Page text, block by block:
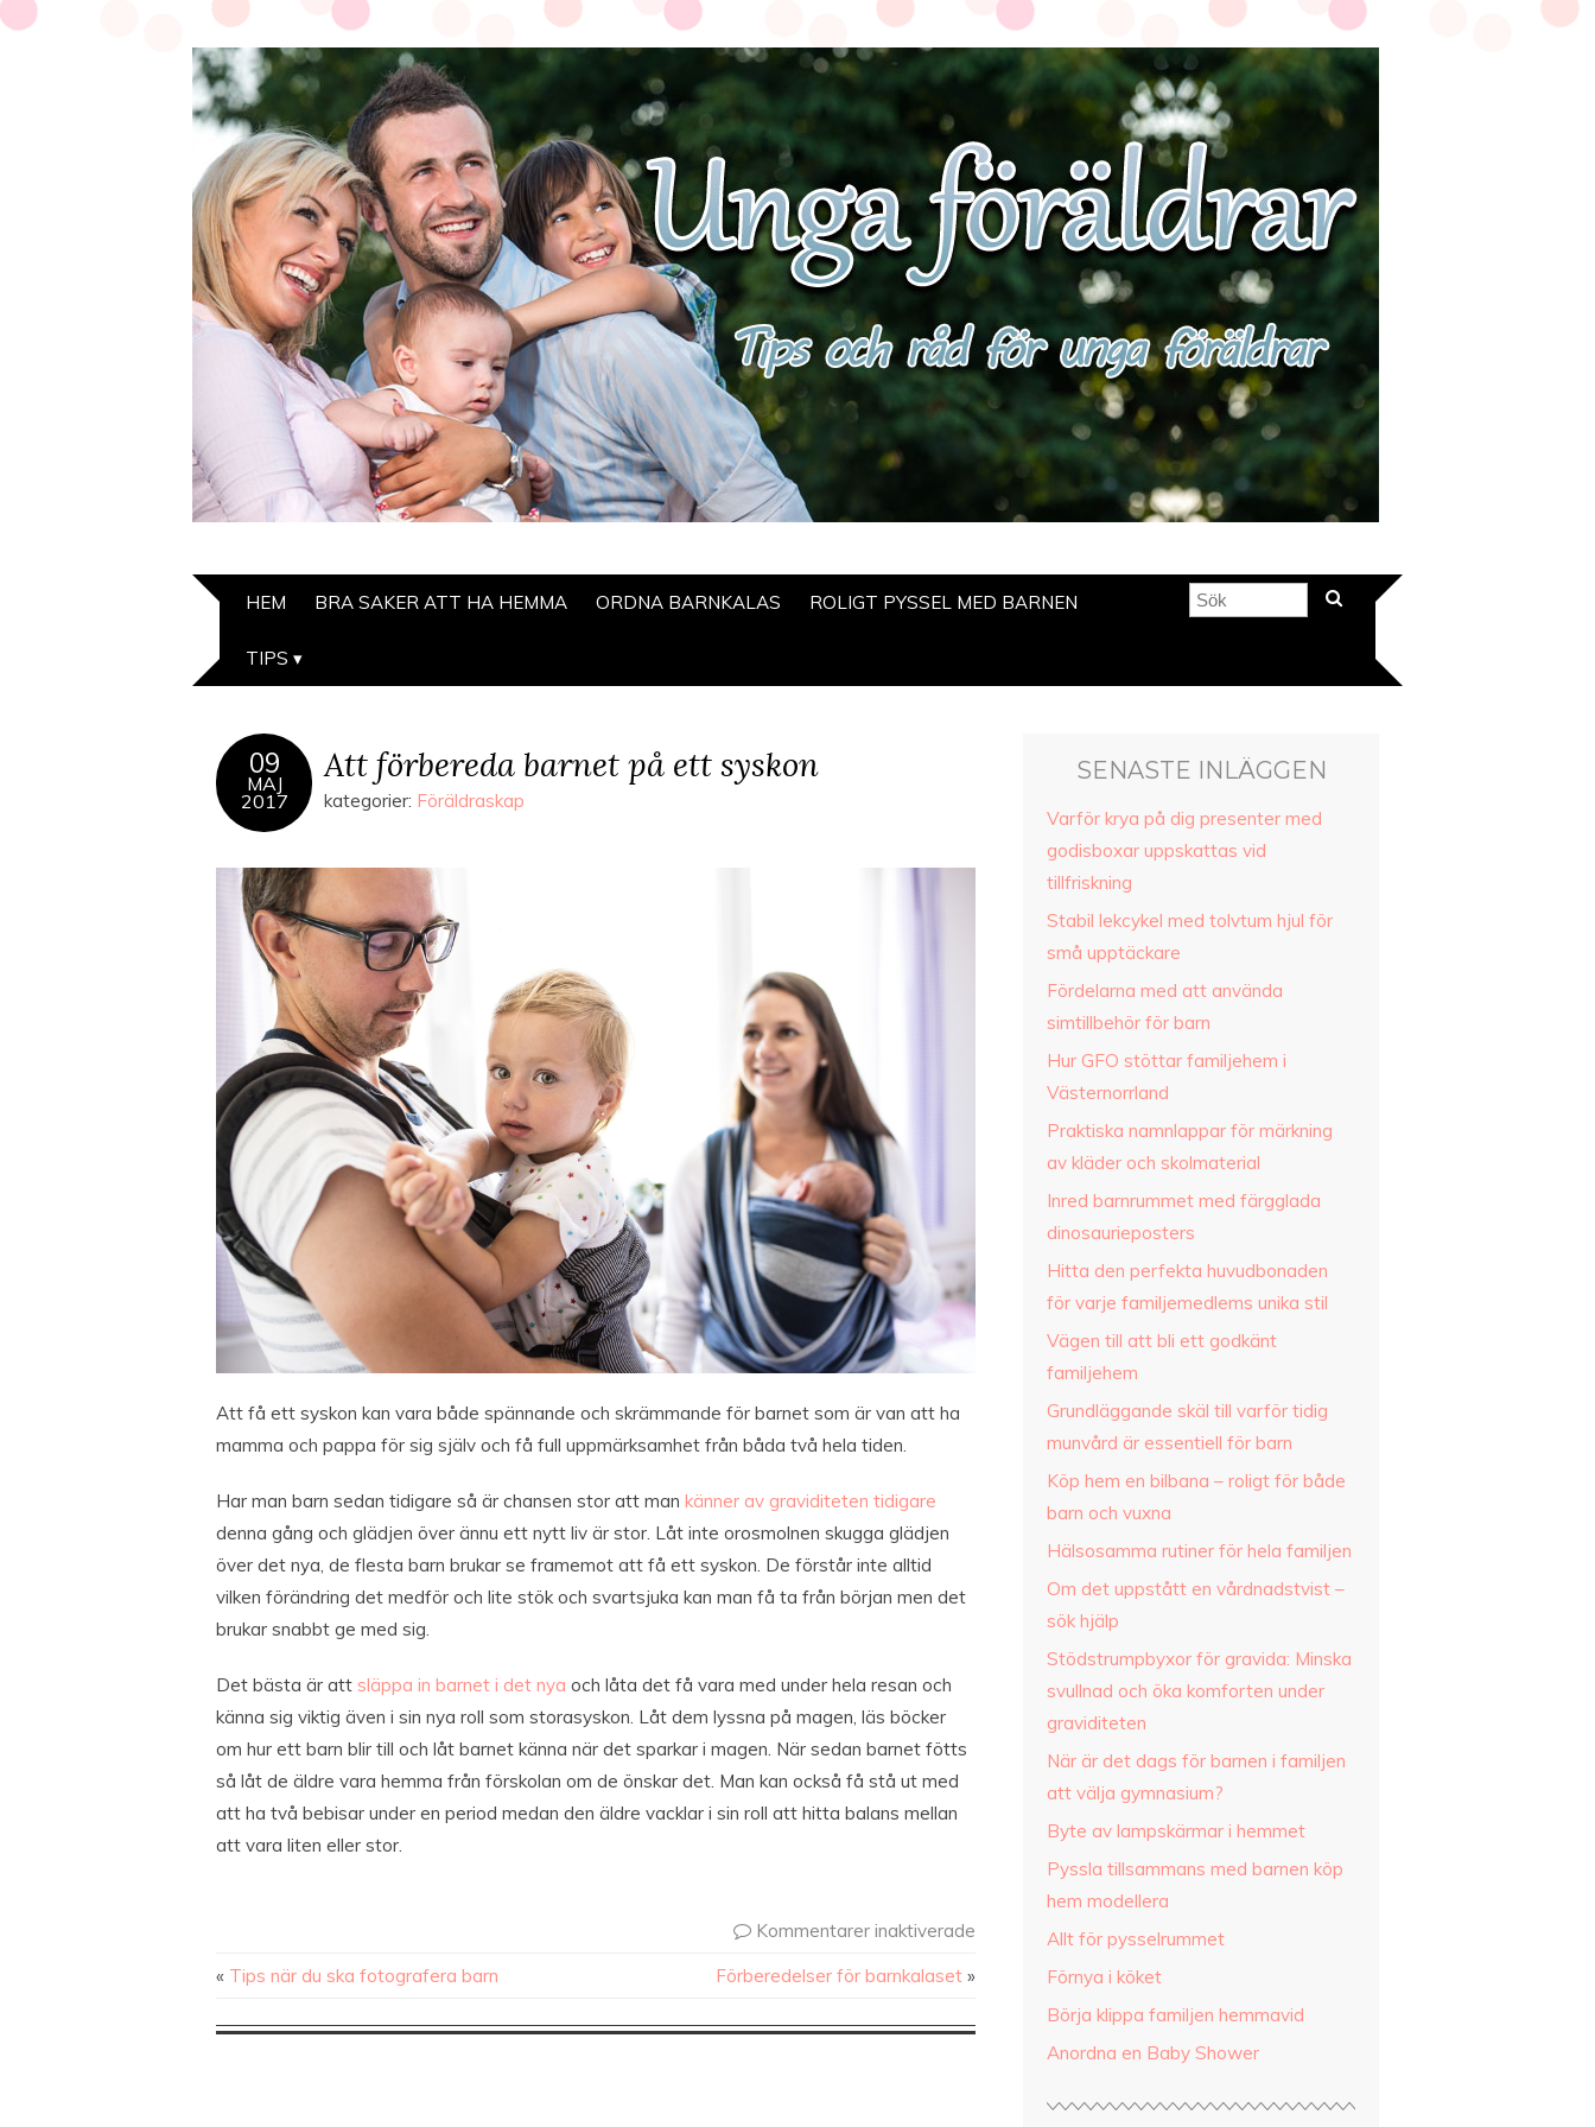
HEM BRA SAKER ATT HA HEMMA ORDNA BARNKALAS ROLIGT PYSSEL MED BARNEN
TIPS
09
MAJ
2017
Att förbereda barnet på ett syskon
kategorier: Föräldraskap
Att få ett syskon kan vara både spännande och skrämmande för barnet som är van att ha
mamma och pappa för sig själv och få full uppmärksamhet från båda två hela tiden.
Har man barn sedan tidigare så är chansen stor att man känner av graviditeten tidigare
denna gång och glädjen över ännu ett nytt liv är stor. Låt inte orosmolnen skugga glädjen
över det nya, de flesta barn brukar se framemot att få ett syskon. De förstår inte alltid
vilken förändring det medför och lite stök och svartsjuka kan man få ta från början men det
brukar snabbt ge med sig.
Det bästa är att släppa in barnet i det nya och låta det få vara med under hela resan och
känna sig viktig även i sin nya roll som storasyskon. Låt dem lyssna på magen, läs böcker
om hur ett barn blir till och låt barnet känna när det sparkar i magen. När sedan barnet fötts
så låt de äldre vara hemma från förskolan om de önskar det. Man kan också få stå ut med
att ha två bebisar under en period medan den äldre vacklar i sin roll att hitta balans mellan
att vara liten eller stor.
Kommentarer inaktiverade
« Tips när du ska fotografera barn Förberedelser för barnkalaset »
SENASTE INLÄGGEN
Varför krya på dig presenter med
godisboxar uppskattas vid
tillfriskning
Stabil lekcykel med tolvtum hjul för
små upptäckare
Fördelarna med att använda
simtillbehör för barn
Hur GFO stöttar familjehem i
Västernorrland
Praktiska namnlappar för märkning
av kläder och skolmaterial
Inred barnrummet med färgglada
dinosaurieposters
Hitta den perfekta huvudbonaden
för varje familjemedlems unika stil
Vägen till att bli ett godkänt
familjehem
Grundläggande skäl till varför tidig
munvård är essentiell för barn
Köp hem en bilbana – roligt för både
barn och vuxna
Hälsosamma rutiner för hela familjen
Om det uppstått en vårdnadstvist –
sök hjälp
Stödstrumpbyxor för gravida: Minska
svullnad och öka komforten under
graviditeten
När är det dags för barnen i familjen
att välja gymnasium?
Byte av lampskärmar i hemmet
Pyssla tillsammans med barnen köp
hem modellera
Allt för pysselrummet
Förnya i köket
Börja klippa familjen hemmavid
Anordna en Baby Shower